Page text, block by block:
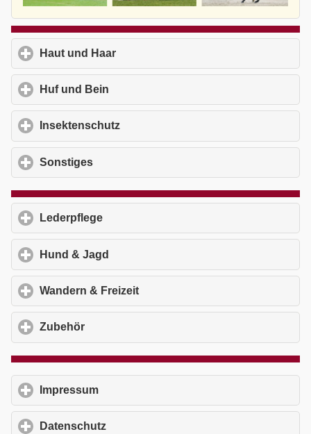
Haut und Haar
Huf und Bein
Insektenschutz
Sonstiges
Lederpflege
Hund & Jagd
Wandern & Freizeit
Zubehör
Impressum
Datenschutz